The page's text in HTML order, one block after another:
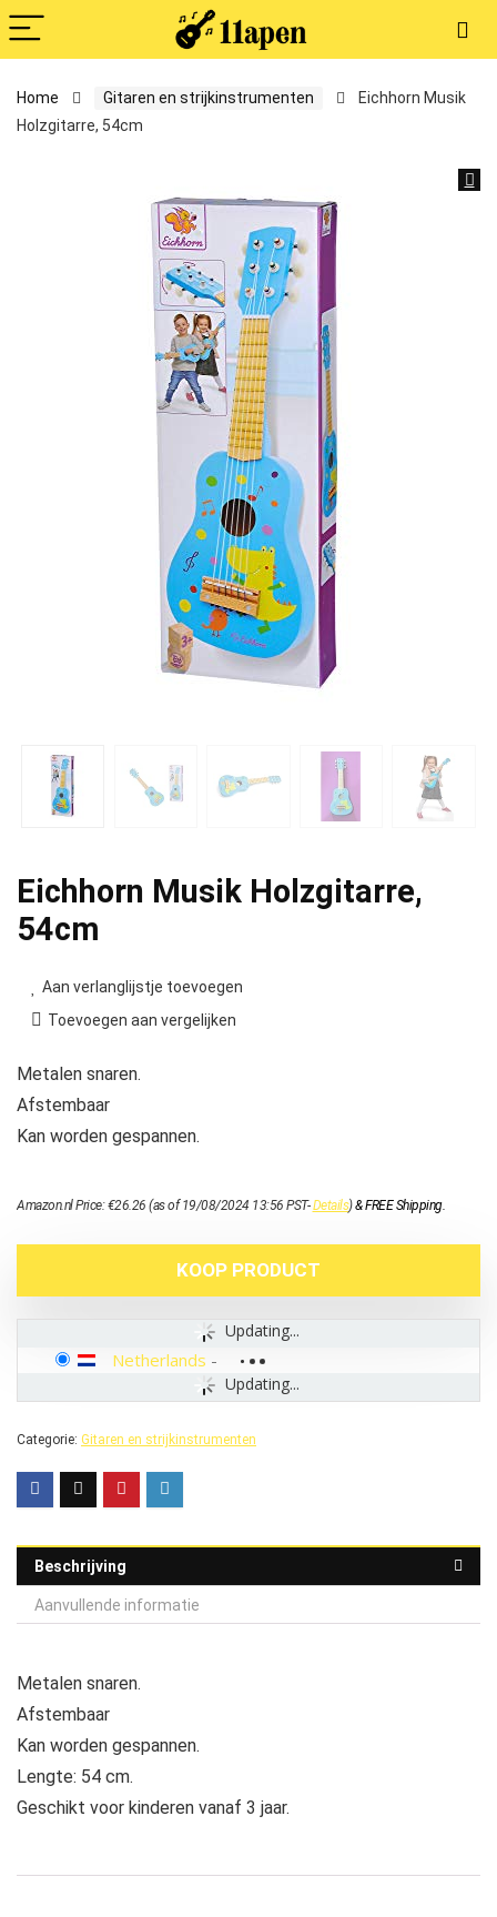
Home Gitaren en strijkinstrumenten
Eichhorn Musik
Holzgitarre, 54cm
Eichhorn Musik Holzgitarre,
54cm
Aan verlanglijstje toevoegen
Toevoegen aan vergelijken
Metalen snaren.
Afstembaar
Kan worden gespannen.
Amazon.nl Price:€26.26 (as of 19/08/2024 13:56 PST-Details)&FREE Shipping.
KOOP PRODUCT
Updating...
Updating...
Netherlands -
Categorie: Gitaren en strijkinstrumenten
Beschrijving
Aanvullende informatie
Metalen snaren.
Afstembaar
Kan worden gespannen.
Lengte: 54 cm.
Geschikt voor kinderen vanaf 3 jaar.